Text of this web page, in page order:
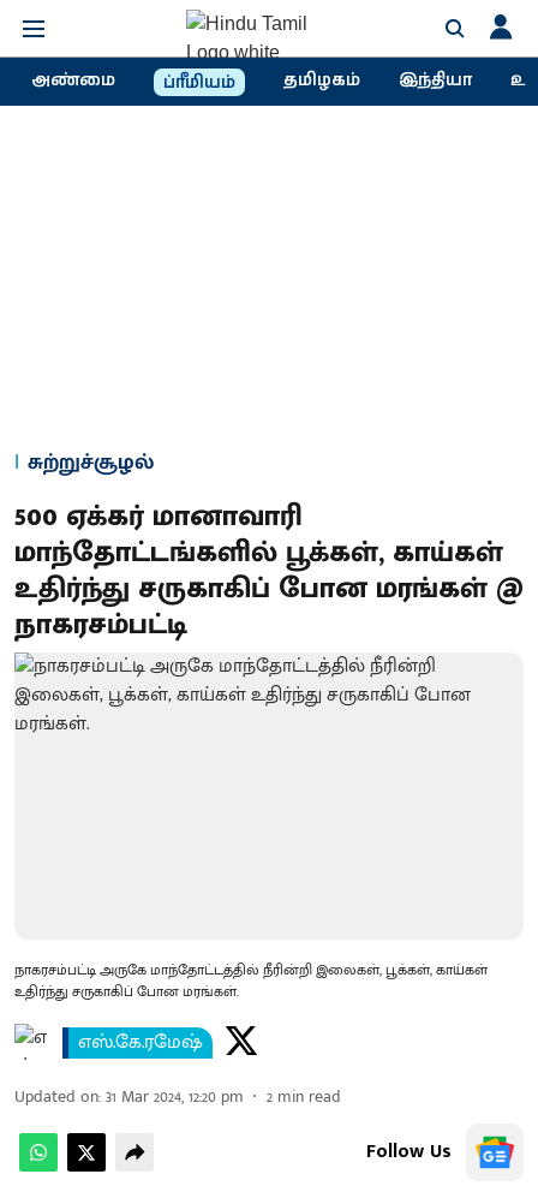
அண்மை ப்ரீமியம் தமிழகம் இந்தியா
சுற்றுச்சூழல்
500 ஏக்கர் மானாவாரி
மாந்தோட்டங்களில் பூக்கள், காய்கள்
உதிர்ந்து சருகாகிப் போன மரங்கள் @
நாகரசம்பட்டி
நாகரசம்பட்டி அருகே மாந்தோட்டத்தில் நீரின்றி இலைகள், பூக்கள், காய்கள்
உதிர்ந்து சருகாகிப் போன மரங்கள்.
எஸ்.கே.ரமேஷ்
Updated on:31 Mar 2024, 12:20 pm 2 min read
Follow Us